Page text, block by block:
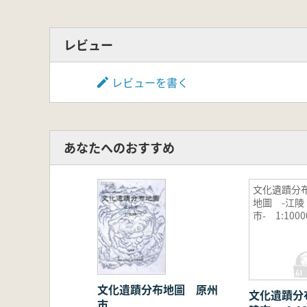
レビュー
レビューを書く
あなたへのおすすめ
文化遺蹟分布地圖 原州
文化遺蹟分
地圖 -江陵
市-
文化遺蹟